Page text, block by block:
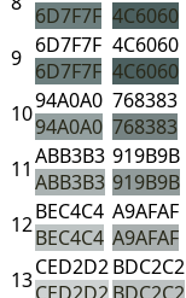
6D7F7F 4C6060
9 6D7F7F
6D7F7F
4C6060
4C6060
1094A0A0
94A0A0
768383
768383
11 ABB3B3
ABB3B3
919B9B
919B9B
12BEC4C4
BEC4C4
A9AFAF
A9AFAF
13CED2D2BDC2C2